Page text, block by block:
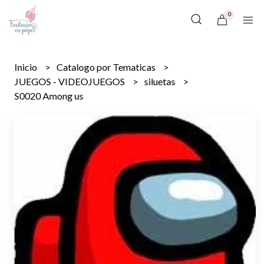
0
Inicio
Catalogo por Tematicas
JUEGOS - VIDEOJUEGOS
siluetas
S0020 Among us